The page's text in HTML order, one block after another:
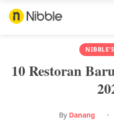
10 Restoran
By Danang